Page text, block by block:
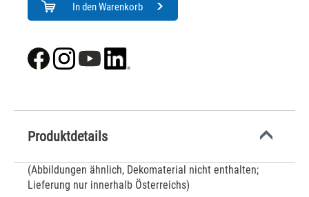
In den Warenkorb
Produktdetails
(Abbildungen ähnlich, Dekomaterial nicht enthalten;
Lieferung nur innerhalb Österreichs)